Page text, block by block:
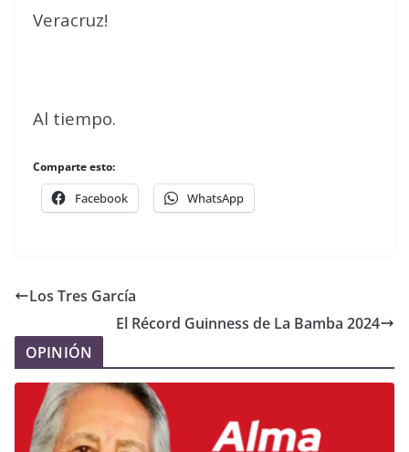
Veracruz!
Al tiempo.
Comparte esto:
Facebook WhatsApp
Los Tres García
El Récord Guinness de La Bamba 2024
OPINIÓN